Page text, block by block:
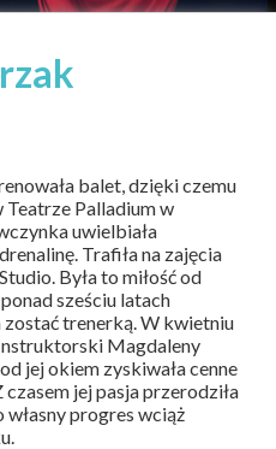
balet, dzięki czemu
Teatrze Palladium w
uwielbiała
Trafiła na zajęcia
Była to miłość od
sześciu latach
zostać trenerką. W kwietniu
Magdaleny
jej okiem zyskiwała cenne
jej pasja przerodziła
własny progres wciąż